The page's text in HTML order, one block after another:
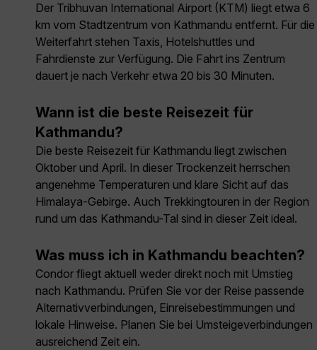
Der Tribhuvan International Airport (KTM) liegt etwa 6
km vom Stadtzentrum von Kathmandu entfernt. Für die
Weiterfahrt stehen Taxis, Hotelshuttles und
Fahrdienste zur Verfügung. Die Fahrt ins Zentrum
dauert je nach Verkehr etwa 20 bis 30 Minuten.
Wann ist die beste Reisezeit für
Kathmandu?
Die beste Reisezeit für Kathmandu liegt zwischen
Oktober und April. In dieser Trockenzeit herrschen
angenehme Temperaturen und klare Sicht auf das
Himalaya-Gebirge. Auch Trekkingtouren in der Region
rund um das Kathmandu-Tal sind in dieser Zeit ideal.
Was muss ich in Kathmandu beachten?
Condor fliegt aktuell weder direkt noch mit Umstieg
nach Kathmandu. Prüfen Sie vor der Reise passende
Alternativverbindungen, Einreisebestimmungen und
lokale Hinweise. Planen Sie bei Umsteigeverbindungen
ausreichend Zeit ein.